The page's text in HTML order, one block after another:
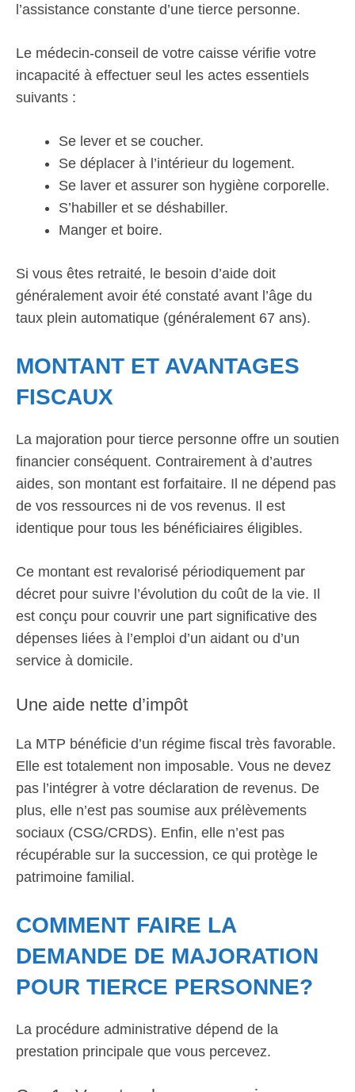
l’assistance constante d’une tierce personne.
Le médecin-conseil de votre caisse vérifie votre
incapacité à effectuer seul les actes essentiels
suivants :
Se lever et se coucher.
Se déplacer à l’intérieur du logement.
Se laver et assurer son hygiène corporelle.
S’habiller et se déshabiller.
Manger et boire.
Si vous êtes retraité, le besoin d’aide doit
généralement avoir été constaté avant l’âge du
taux plein automatique (généralement 67 ans).
MONTANT ET AVANTAGES
FISCAUX
La majoration pour tierce personne offre un soutien
financier conséquent. Contrairement à d’autres
aides, son montant est forfaitaire. Il ne dépend pas
de vos ressources ni de vos revenus. Il est
identique pour tous les bénéficiaires éligibles.
Ce montant est revalorisé périodiquement par
décret pour suivre l’évolution du coût de la vie. Il
est conçu pour couvrir une part significative des
dépenses liées à l’emploi d’un aidant ou d’un
service à domicile.
Une aide nette d’impôt
La MTP bénéficie d’un régime fiscal très favorable.
Elle est totalement non imposable. Vous ne devez
pas l’intégrer à votre déclaration de revenus. De
plus, elle n’est pas soumise aux prélèvements
sociaux (CSG/CRDS). Enfin, elle n’est pas
récupérable sur la succession, ce qui protège le
patrimoine familial.
COMMENT FAIRE LA
DEMANDE DE MAJORATION
POUR TIERCE PERSONNE?
La procédure administrative dépend de la
prestation principale que vous percevez.